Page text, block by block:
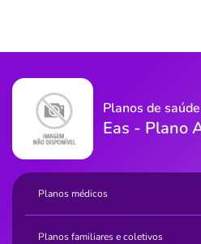
Planos de saúde
Eas - Plano
Planos médicos
Planos familiares e coletivos